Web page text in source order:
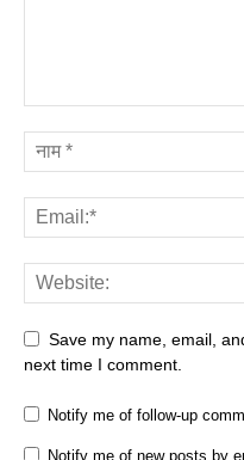
Save my name, email,
next time I comment.
Notify me of follow-up
Notify me of new posts by